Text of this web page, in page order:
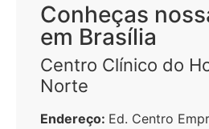
Conheças
em Brasília
Centro Clínico do
Norte
Endereço: Ed. Centro